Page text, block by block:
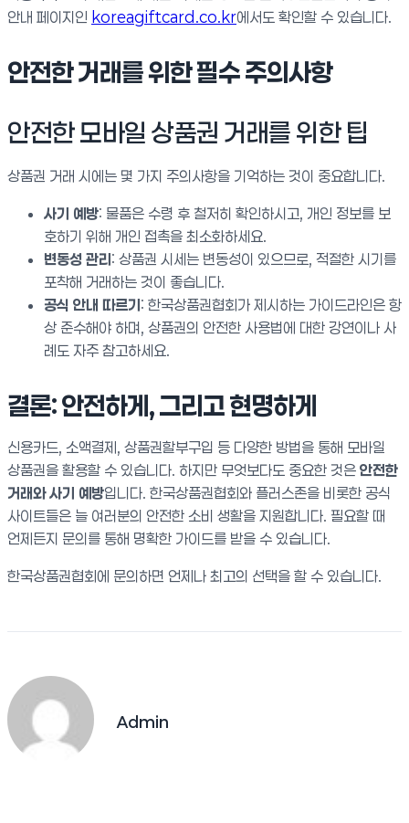
안내 페이지인 koreagiftcard.co.kr에서도 확인할 수 있습니다.
안전한 거래를 위한 필수 주의사항
안전한 모바일 상품권 거래를 위한 팁
상품권 거래 시에는 몇 가지 주의사항을 기억하는 것이 중요합니다.
사기 예방: 물품은 수령 후 철저히 확인하시고, 개인 정보를 보
호하기 위해 개인 접촉을 최소화하세요.
변동성 관리: 상품권 시세는 변동성이 있으므로, 적절한 시기를
포착해 거래하는 것이 좋습니다.
공식 안내 따르기: 한국상품권협회가 제시하는 가이드라인은 항
상 준수해야 하며, 상품권의 안전한 사용법에 대한 강연이나 사
례도 자주 참고하세요.
결론: 안전하게, 그리고 현명하게
신용카드, 소액결제, 상품권할부구입 등 다양한 방법을 통해 모바일
상품권을 활용할 수 있습니다. 하지만 무엇보다도 중요한 것은 안전한
거래와 사기 예방입니다. 한국상품권협회와 플러스존을 비롯한 공식
사이트들은 늘 여러분의 안전한 소비 생활을 지원합니다. 필요할 때
언제든지 문의를 통해 명확한 가이드를 받을 수 있습니다.
한국상품권협회에 문의하면 언제나 최고의 선택을 할 수 있습니다.
Admin